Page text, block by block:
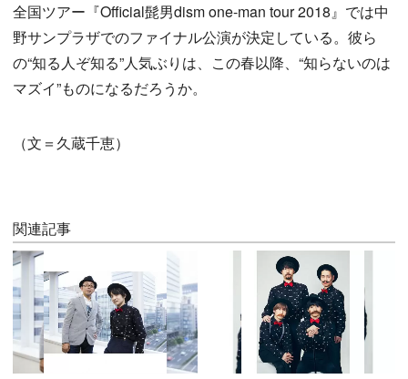
全国ツアー『Official髭男dism one-man tour 2018』では中
野サンプラザでのファイナル公演が決定している。彼ら
の“知る人ぞ知る”人気ぶりは、この春以降、“知らないのは
マズイ”ものになるだろうか。
（文＝久蔵千恵）
関連記事